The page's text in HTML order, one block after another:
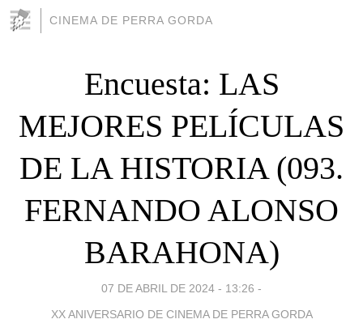
CINEMA DE PERRA GORDA
Encuesta: LAS
MEJORES PELÍCULAS
DE LA HISTORIA (093.
FERNANDO ALONSO
BARAHONA)
07 DE ABRIL DE 2024 - 13:26 -
XX ANIVERSARIO DE CINEMA DE PERRA GORDA